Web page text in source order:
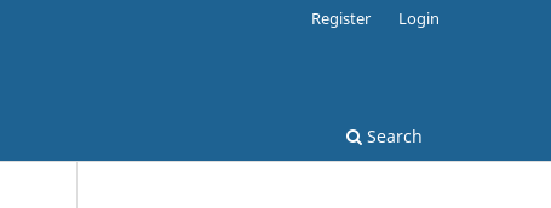
Search
Register Login